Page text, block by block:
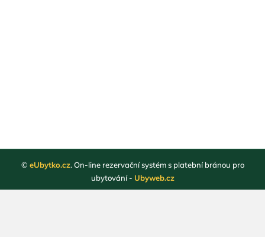
© eUbytko.cz. On-line rezervační systém s platební bránou pro
ubytování - Ubyweb.cz